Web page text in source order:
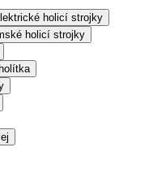
holicí strojky
holicí strojky